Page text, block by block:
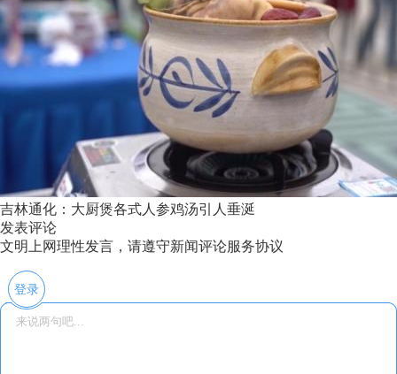
吉林通化：大厨煲各式人参鸡汤引人垂涎
发表评论
文明上网理性发言，请遵守新闻评论服务协议
登录